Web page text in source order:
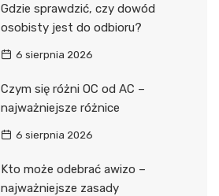
Gdzie sprawdzić, czy dowód
osobisty jest do odbioru?
6 sierpnia 2026
Czym się różni OC od AC –
najważniejsze różnice
6 sierpnia 2026
Kto może odebrać awizo –
najważniejsze zasady